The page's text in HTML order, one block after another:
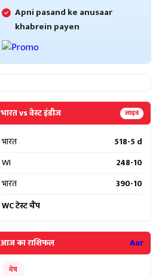
Apni pasand ke anusaar
khabrein payen
भारत vs वेस्ट इंडीज लाइव
भारत
518-5 d
WI
248-10
भारत
390-10
WC टेस्ट चैंप
आज का राशिफल Aur
मेष